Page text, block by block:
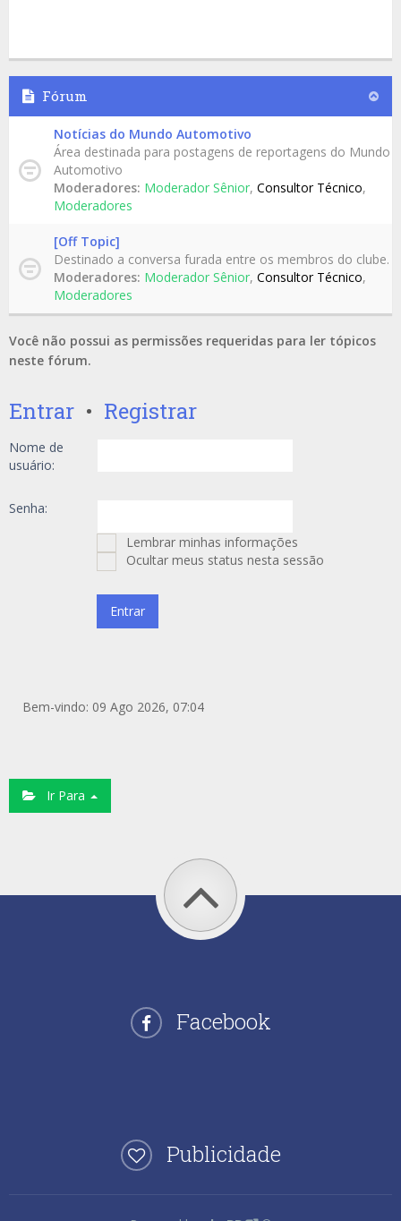
Fórum
Notícias do Mundo Automotivo
Área destinada para postagens de reportagens do Mundo
Automotivo
Moderadores: Moderador Sênior, Consultor Técnico,
Moderadores
[Off Topic]
Destinado a conversa furada entre os membros do clube.
Moderadores: Moderador Sênior, Consultor Técnico,
Moderadores
Você não possui as permissões requeridas para ler tópicos
neste fórum.
Entrar • Registrar
Nome de
usuário:
Senha:
Lembrar minhas informações
Ocultar meus status nesta sessão
Bem-vindo: 09 Ago 2026, 07:04
Ir Para
Facebook
Publicidade